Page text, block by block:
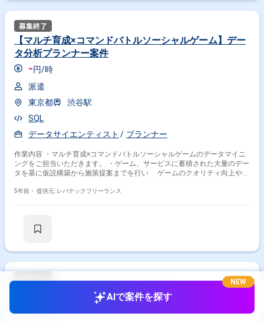
【マルチ育成×コマンドバトルソーシャルゲーム】デー
タ分析プランナー案件
-円/時
派遣
東京都
渋谷駅
SQL
データサイエンティスト
プランナー
作業内容 ・マルチ育成×コマンドバトルソーシャルゲームのデータマイニ
ングをご担当いただきます。 ・ゲーム、サービスに蓄積された大量のデー
タを基に仮説構築から施策提案までを行い ゲームのクオリティ向上やサ
5年前・ 提供元: レバテックフリーランス
【ゲーム企業】運用アシスタント案件
-円/時
AIで案件を探す
NEW